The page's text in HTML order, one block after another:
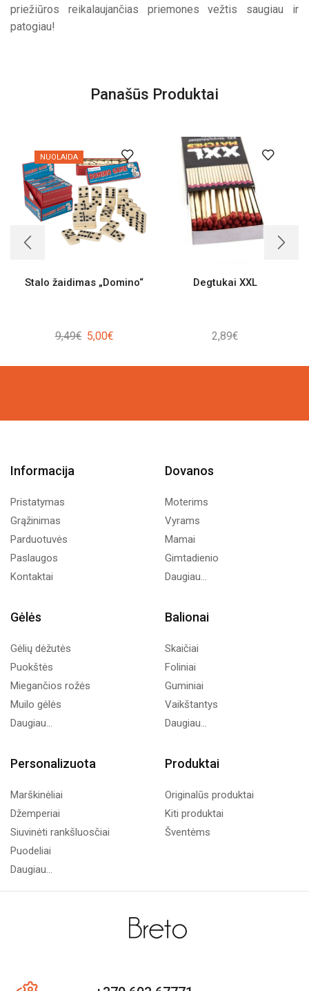
priežiūros reikalaujančias priemones vežtis saugiau ir
patogiau!
Panašūs Produktai
NUOLAIDA
Stalo žaidimas „Domino“
9,49€ Original
was:
5,00€Current
is:
Degtukai XXL
2,89€
Informacija
Pristatymas
Grąžinimas
Parduotuvės
Paslaugos
Kontaktai
Dovanos
Moterims
Vyrams
Mamai
Gimtadienio
Daugiau...
Gėlės
Gėlių dėžutės
Puokštės
Miegančios rožės
Muilo gėlės
Daugiau...
Balionai
Skaičiai
Foliniai
Guminiai
Vaikštantys
Daugiau...
Personalizuota
Marškinėliai
Džemperiai
Siuvinėti rankšluosčiai
Puodeliai
Daugiau...
Produktai
Originalūs produktai
Kiti produktai
Šventėms